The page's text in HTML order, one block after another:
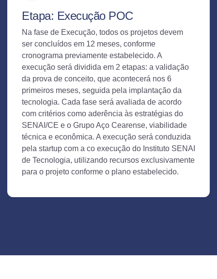
Etapa: Execução POC
Na fase de Execução, todos os projetos devem
ser concluídos em 12 meses, conforme
cronograma previamente estabelecido. A
execução será dividida em 2 etapas: a validação
da prova de conceito, que acontecerá nos 6
primeiros meses, seguida pela implantação da
tecnologia. Cada fase será avaliada de acordo
com critérios como aderência às estratégias do
SENAI/CE e o Grupo Aço Cearense, viabilidade
técnica e econômica. A execução será conduzida
pela startup com a co execução do Instituto SENAI
de Tecnologia, utilizando recursos exclusivamente
para o projeto conforme o plano estabelecido.